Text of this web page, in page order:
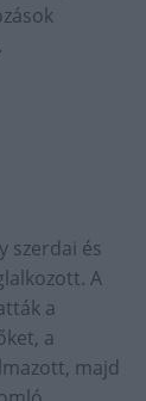
szerdai és
A
a
a
majd